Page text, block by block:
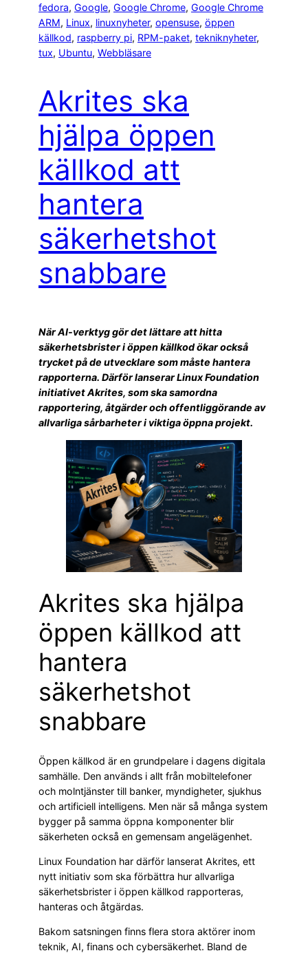
fedora, Google, Google Chrome, Google Chrome
ARM, Linux, linuxnyheter, opensuse, öppen
källkod, raspberry pi, RPM-paket, tekniknyheter
tux, Ubuntu, Webbläsare
Akrites ska
hjälpa öppen
källkod att
hantera
säkerhetshot
snabbare
När AI-verktyg gör det lättare att hitta
säkerhetsbrister i öppen källkod ökar också
trycket på de utvecklare som måste hantera
rapporterna. Därför lanserar Linux Foundation
initiativet Akrites, som ska samordna
rapportering, åtgärder och offentliggörande av
allvarliga sårbarheter i viktiga öppna projekt.
Akrites ska hjälpa
öppen källkod att
hantera
säkerhetshot
snabbare
Öppen källkod är en grundpelare i dagens digitala
samhälle. Den används i allt från mobiltelefoner
och molntjänster till banker, myndigheter, sjukhus
och artificiell intelligens. Men när så många system
bygger på samma öppna komponenter blir
säkerheten också en gemensam angelägenhet.
Linux Foundation har därför lanserat Akrites, ett
nytt initiativ som ska förbättra hur allvarliga
säkerhetsbrister i öppen källkod rapporteras,
hanteras och åtgärdas.
Bakom satsningen finns flera stora aktörer inom
teknik, AI, finans och cybersäkerhet. Bland de